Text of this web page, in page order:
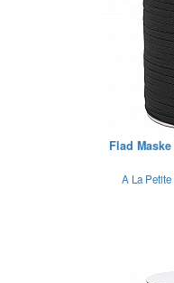
Flad
A La